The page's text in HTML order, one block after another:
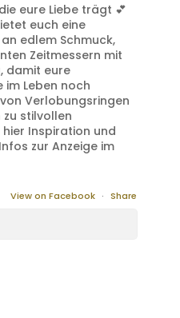
eure Liebe trägt 💕
euch eine
edlem Schmuck,
Zeitmessern mit
damit eure
Leben noch
Verlobungsringen
zu stilvollen
Inspiration und
zur Anzeige im
View on Facebook · Share